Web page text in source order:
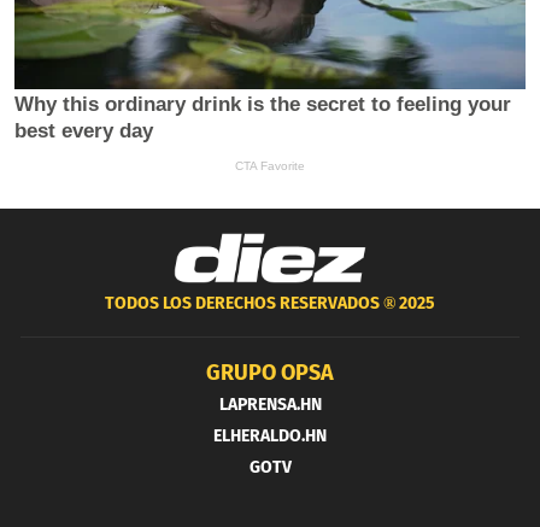
TODOS LOS DERECHOS RESERVADOS ®2025
GRUPO OPSA
LAPRENSA.HN
ELHERALDO.HN
GOTV